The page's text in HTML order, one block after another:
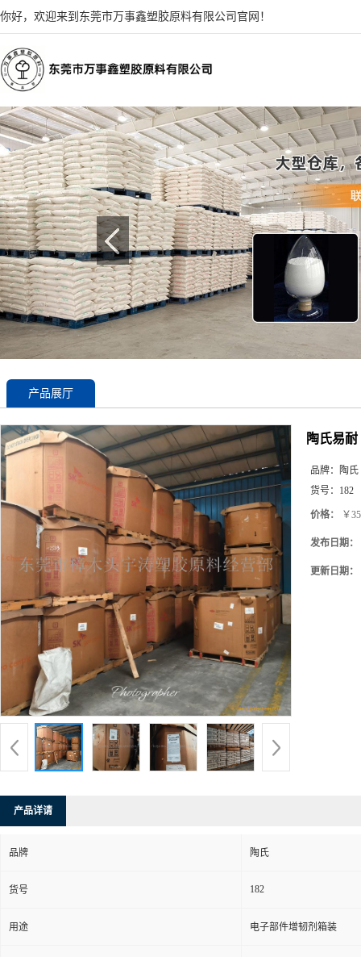
你好，欢迎来到东莞市万事鑫塑胶原料有限公司官网！
产品展厅
陶氏易
品牌：
陶氏
货号： 182
价格： ￥
发布日期：
更新日期：
产品详请
品牌 陶氏
货号 182
用途 电子部件增韧剂箱装